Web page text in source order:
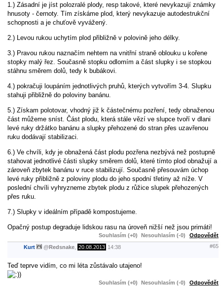
1.) Zásadní je jíst polozralé plody, resp takové, které nevykazují známky
hnusoty - černoty. Tím získáme plod, který nevykazuje autodestrukční
schopnosti a je chuťově vyvážený.
2.) Levou rukou uchytím plod přibližně v polovině jeho délky.
3.) Pravou rukou naznačím nehtem na vnitřní straně oblouku u kořene
stopky malý řez. Současně stopku odlomím a část slupky i se stopkou
stáhnu směrem dolů, tedy k bubákovi.
4.) pokračuji loupáním jednotlivých pruhů, kterých vytvořím 3-4. Slupku
stahuji přibližně do poloviny banánu.
5.) Získam polotovar, vhodný již k částečnému pozření, tedy obnaženou
část můžeme sníst. Část plodu, která stále vězí ve slupce tvoří v dlani
levé ruky držátko banánu a slupky přehozené do stran přes uzavřenou
ruku dodávají stabilizaci.
6.) Ve chvíli, kdy je obnažená část plodu pozřena nezbývá než postupně
stahovat jednotlivé části slupky směrem dolů, které tímto plod obnažují a
zároveň zbytek banánu v ruce stabilizují. Současně přesouvám úchop
levé ruky přibližně z poloviny plodu do jeho spodní třetiny až níže. V
poslední chvíli vyhryzneme zbytek plodu z růžice slupek přehozených
přes ruku.
7.) Slupky v ideálním případě kompostujeme.
Opačný postup degraduje lidskou rasu na úroveň nižší než jsou primáti!
Souhlasím (+0) Nesouhlasím (-0) Odpovědět
Kurt @ Redsnake 20.08.2013 14:38 #65
Teď teprve vidím, co mi léta zůstávalo utajeno!
Souhlasím (+0) Nesouhlasím (-0) Odpovědět